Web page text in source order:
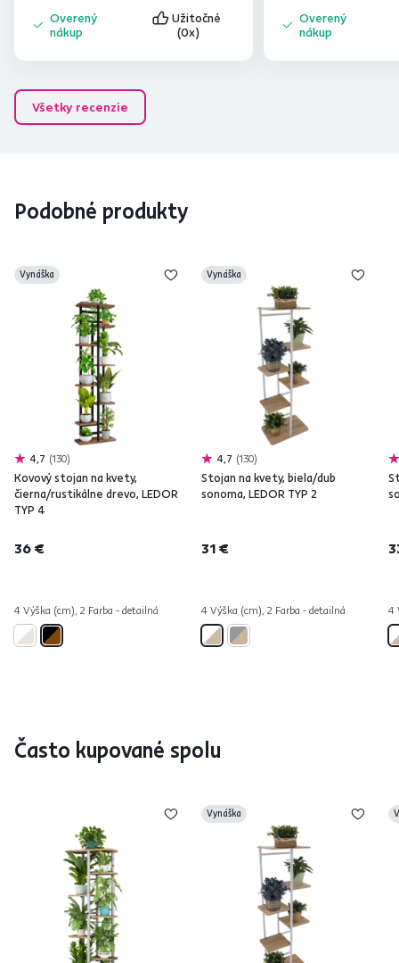
Overený
nákup
Užitočné
(0x)
Overený
nákup
Všetky recenzie
Podobné produkty
Vynáška
4,7 130
Kovový stojan na kvety,
čierna/rustikálne drevo, LEDOR
TYP 4
36 €
4 Výška (cm), 2 Farba - detailná
Vynáška
4,7 130
Stojan na kvety, biela/dub
sonoma, LEDOR TYP 2
31 €
4 Výška (cm), 2 Farba - detailná 4
Často kupované spolu
Vynáška